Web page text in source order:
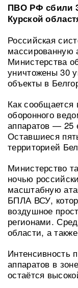
ПВО РФ сбили
Курской
Российская
Министерства
уничтожены 30
объекты в
Как
оборонного
аппаратов — 25
Оставшиеся
территорией
Министерство
ночью
масштабную
БПЛА ВСУ,
воздушное
регионами.
области, а
Интенсивность
аппаратов в
остаётся